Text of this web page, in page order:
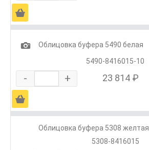
Ä
1
Облицовка буфера 5490 белая
5490-8416015-10
- + 23 814 ₽
Ä
Облицовка буфера 5308 желтая
5308-8416015